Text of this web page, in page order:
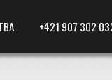
+421 907 302